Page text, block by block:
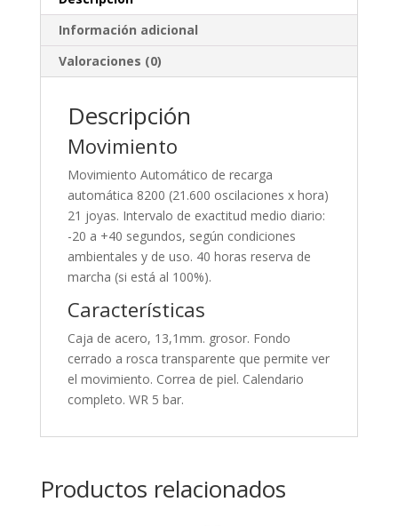
Información adicional
Valoraciones (0)
Descripción
Movimiento
Movimiento Automático de recarga
automática 8200 (21.600 oscilaciones x hora)
21 joyas. Intervalo de exactitud medio diario:
-20 a +40 segundos, según condiciones
ambientales y de uso. 40 horas reserva de
marcha (si está al 100%).
Características
Caja de acero, 13,1mm. grosor. Fondo
cerrado a rosca transparente que permite ver
el movimiento. Correa de piel. Calendario
completo. WR 5 bar.
Productos relacionados